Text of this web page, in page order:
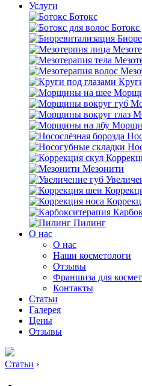
Услуги
Ботокс
Ботокс
Мезонити
Пилинг
O нас
O нас
Наши косметологи
Отзывы
Франшиза для
Контакты
Статьи
Галерея
Цены
Отзывы
Статьи ›